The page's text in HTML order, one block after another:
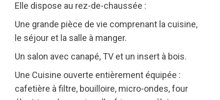
Elle dispose au rez-de-chaussée :
Une grande pièce de vie comprenant la cuisine,
le séjour et la salle à manger.
Un salon avec canapé, TV et un insert à bois.
Une Cuisine ouverte entièrement équipée :
cafetière à filtre, bouilloire, micro-ondes, four